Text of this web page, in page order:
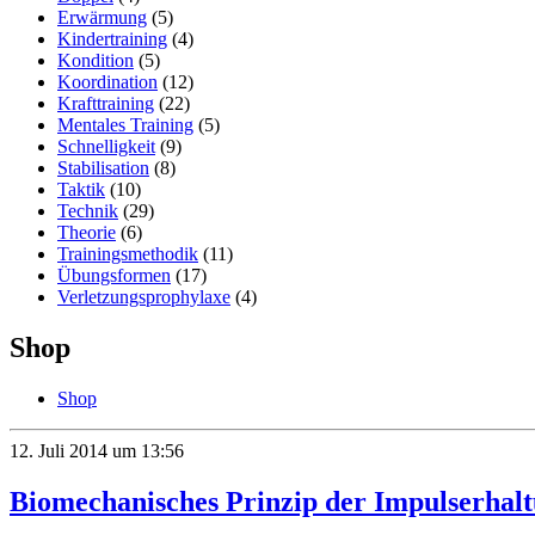
Erwärmung (5)
Kindertraining (4)
Kondition (5)
Koordination (12)
Krafttraining (22)
Mentales Training (5)
Schnelligkeit (9)
Stabilisation (8)
Taktik (10)
Technik (29)
Theorie (6)
Trainingsmethodik (11)
Übungsformen (17)
Verletzungsprophylaxe (4)
Shop
Shop
12. Juli 2014 um 13:56
Biomechanisches Prinzip der